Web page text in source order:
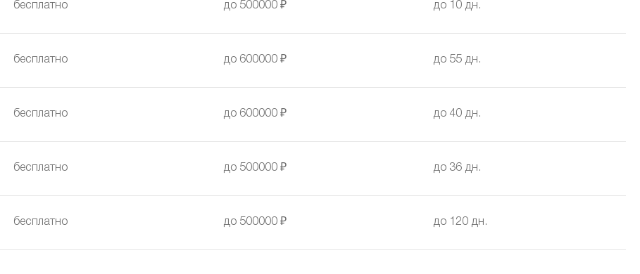
бесплатно до 500000 ₽ до 10 дн.
бесплатно до 600000 ₽ до 55 дн.
бесплатно до 600000 ₽ до 40 дн.
бесплатно до 500000 ₽ до 36 дн.
бесплатно до 500000 ₽ до 120 дн.